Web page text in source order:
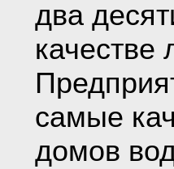
два
качестве
самые
домов